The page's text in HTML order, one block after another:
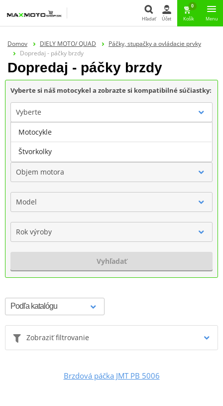
Hľadať
Hľadať Účet
0
Košík Menu
Domov DIELY MOTO/ QUAD
Páčky, stupačky a ovládacie prvky
Dopredaj - páčky brzdy
Dopredaj - páčky brzdy
Vyberte si náš motocykel a zobrazte si kompatibilné súčiastky:
Vyberte
Značka
Objem motora
Model
Rok výroby
Vyhľadať
Zobraziť filtrovanie
Brzdová páčka JMT PB 5006
Motocykle
Štvorkolky